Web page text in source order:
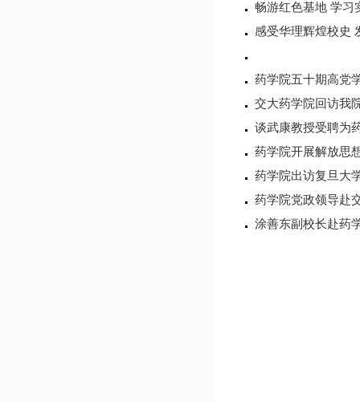
畅游红色基地 学习
感受华理辉煌校史
药学院五十期高党
交大药学院回访我
谈武康教授受聘为
药学院开展解放思
药学院出访复旦大
药学院党政领导赴
涂善东副校长赴药